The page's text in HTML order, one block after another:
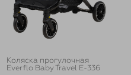
Коляска прогулочная
Everflo Baby Travel E-336